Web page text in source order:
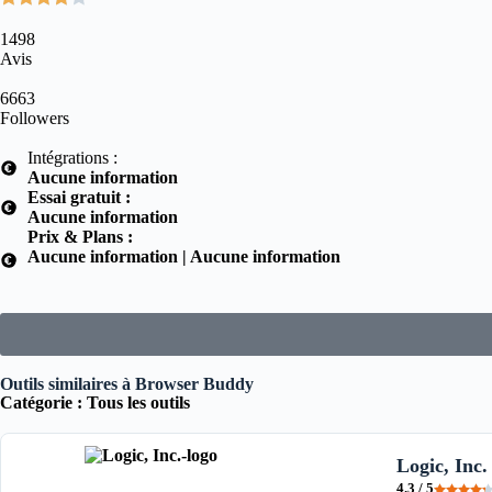
1498
Avis
6663
Followers
Intégrations :
Aucune information
Essai gratuit :
Aucune information
Prix & Plans :
Aucune information | Aucune information
Outils similaires à Browser Buddy
Catégorie : Tous les outils
Logic, Inc.
4.3 / 5